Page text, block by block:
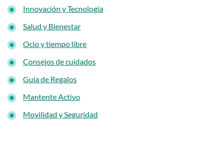
p
a
l
Innovación y Tecnología
Salud y Bienestar
Ocio y tiempo libre
Consejos de cuidados
Guía de Regalos
Mantente Activo
Movilidad y Seguridad